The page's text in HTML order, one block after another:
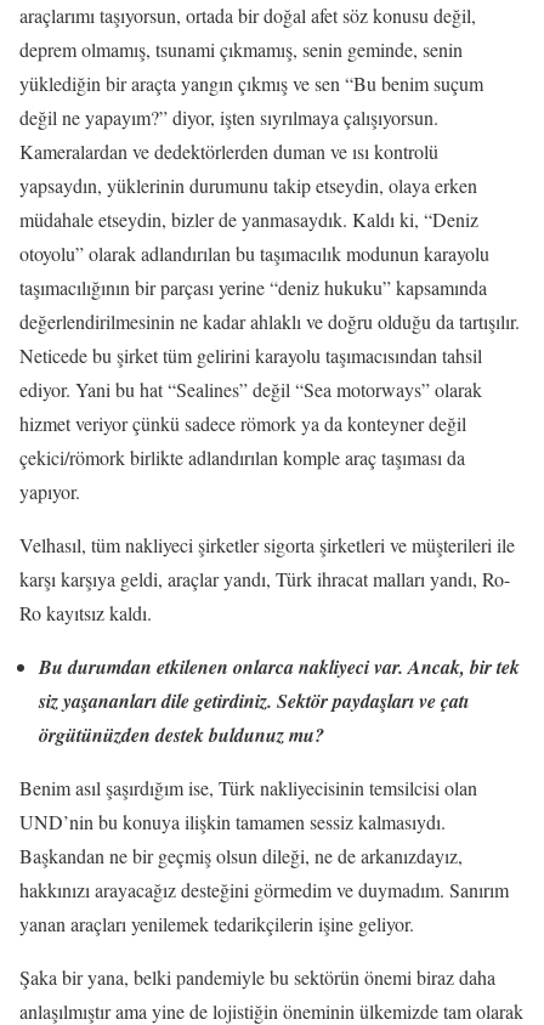
araçlarımı taşıyorsun, ortada bir doğal afet söz konusu değil,
deprem olmamış, tsunami çıkmamış, senin geminde, senin
yüklediğin bir araçta yangın çıkmış ve sen “Bu benim suçum
değil ne yapayım?” diyor, işten sıyrılmaya çalışıyorsun.
Kameralardan ve dedektörlerden duman ve ısı kontrolü
yapsaydın, yüklerinin durumunu takip etseydin, olaya erken
müdahale etseydin, bizler de yanmasaydık. Kaldı ki, “Deniz
otoyolu” olarak adlandırılan bu taşımacılık modunun karayolu
taşımacılığının bir parçası yerine “deniz hukuku” kapsamında
değerlendirilmesinin ne kadar ahlaklı ve doğru olduğu da tartışılır.
Neticede bu şirket tüm gelirini karayolu taşımacısından tahsil
ediyor. Yani bu hat “Sealines” değil “Sea motorways” olarak
hizmet veriyor çünkü sadece römork ya da konteyner değil
çekici/römork birlikte adlandırılan komple araç taşıması da
yapıyor.
Velhasıl, tüm nakliyeci şirketler sigorta şirketleri ve müşterileri ile
karşı karşıya geldi, araçlar yandı, Türk ihracat malları yandı, Ro-
Ro kayıtsız kaldı.
Bu durumdan etkilenen onlarca nakliyeci var. Ancak, bir tek
siz yaşananları dile getirdiniz. Sektör paydaşları ve çatı
örgütünüzden destek buldunuz mu?
Benim asıl şaşırdığım ise, Türk nakliyecisinin temsilcisi olan
UND’nin bu konuya ilişkin tamamen sessiz kalmasıydı.
Başkandan ne bir geçmiş olsun dileği, ne de arkanızdayız,
hakkınızı arayacağız desteğini görmedim ve duymadım. Sanırım
yanan araçları yenilemek tedarikçilerin işine geliyor.
Şaka bir yana, belki pandemiyle bu sektörün önemi biraz daha
anlaşılmıştır ama yine de lojistiğin öneminin ülkemizde tam olarak